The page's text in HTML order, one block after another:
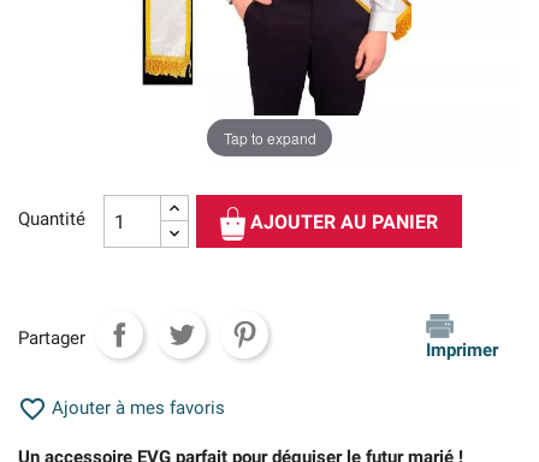
Tap to expand
Quantité AJOUTER AU PANIER
Partager
Imprimer
 Ajouter à mes favoris
Un accessoire EVG parfait pour déguiser le futur marié !